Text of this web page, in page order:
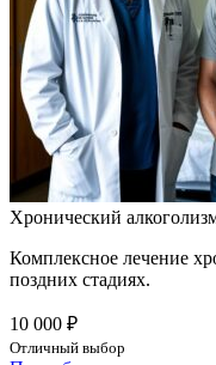
Хронический
Комплексное лечение
поздних стадиях.
10 000 ₽
Отличный выбор